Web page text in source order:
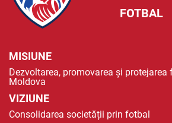
FOTBAL
MISIUNE
Dezvoltarea, promovarea și
Moldova
VIZIUNE
Consolidarea societății prin fotbal